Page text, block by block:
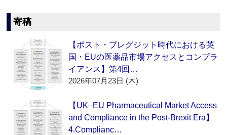
寄稿
【ポスト・ブレグジット時代における英
国・EUの医薬品市場アクセスとコンプラ
イアンス】第4回…
2026年07月23日 (木)
【UK–EU Pharmaceutical Market Access
and Compliance in the Post-Brexit Era】
4.Complianc…